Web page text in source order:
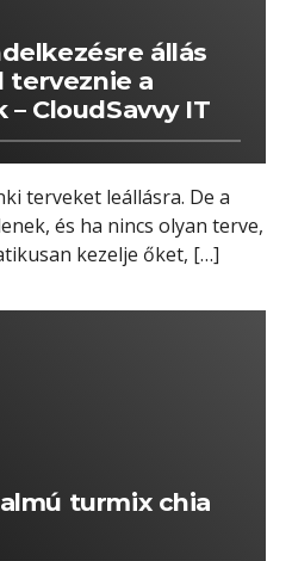
állás
terveznie a
CloudSavvy IT
terveket leállásra. De a
és ha nincs olyan terve,
kezelje őket, […]
turmix chia